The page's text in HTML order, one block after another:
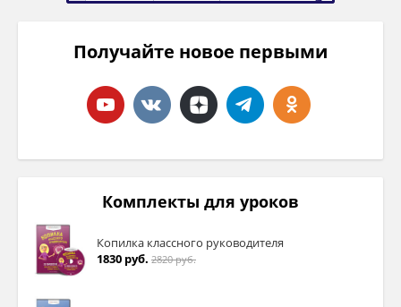
Получайте новое первыми
Комплекты для уроков
Копилка классного руководителя
1830 руб. 2820 руб.